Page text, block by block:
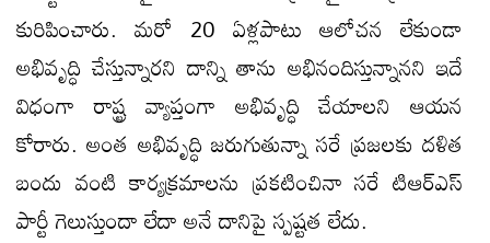
కురిపించారు. మరో 20 ఏళ్లపాటు ఆలోచన లేకుండా
అభివృద్ధి చేస్తున్నారని దాన్ని తాను అభినందిస్తున్నానని ఇదే
విధంగా రాష్ట్ర వ్యాప్తంగా అభివృద్ధి చేయాలని ఆయన
కోరారు. అంత అభివృద్ధి జరుగుతున్నా సరే ప్రజలకు దళిత
బందు వంటి కార్యక్రమాలను ప్రకటించినా సరే టిఆర్ఎస్
పార్టీ గెలుస్తుందా లేదా అనే దానిపై స్పష్టత లేదు.